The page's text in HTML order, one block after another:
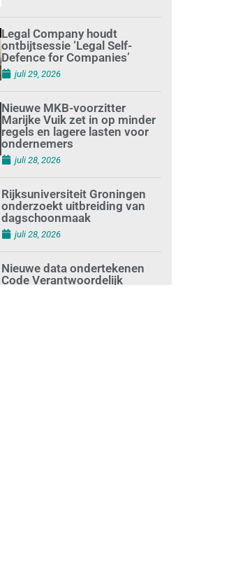
Legal Company houdt
ontbijtsessie ‘Legal Self-
Defence for Companies’
juli 29, 2026
Nieuwe MKB-voorzitter
Marijke Vuik zet in op minder
regels en lagere lasten voor
ondernemers
juli 28, 2026
Rijksuniversiteit Groningen
onderzoekt uitbreiding van
dagschoonmaak
juli 28, 2026
Nieuwe data ondertekenen
Code Verantwoordelijk